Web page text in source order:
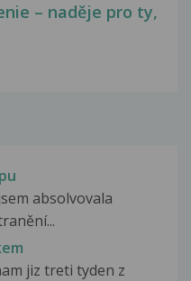
– naděje pro ty,
absolvovala
jiz treti tyden z